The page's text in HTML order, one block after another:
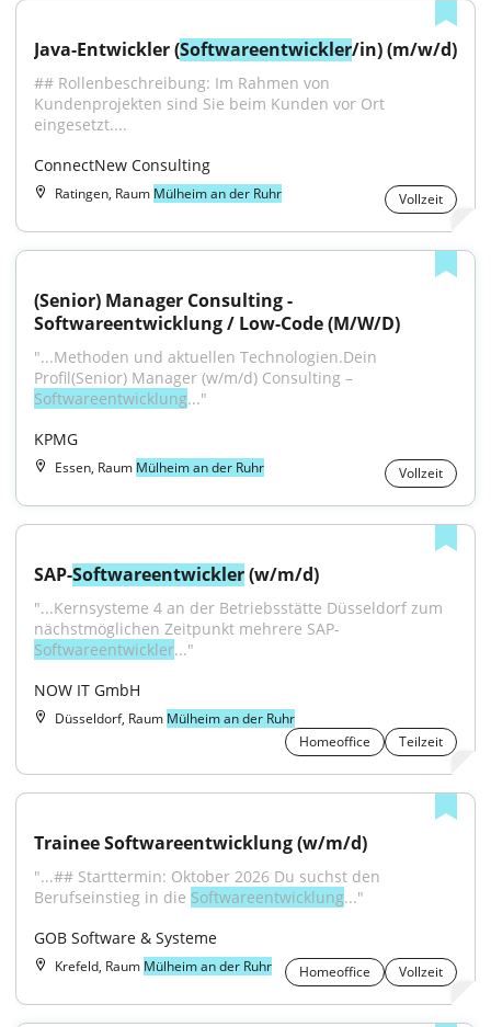
Java-Entwickler (Softwareentwickler/in) (m/w/d)
## Rollenbeschreibung: Im Rahmen von
Kundenprojekten sind Sie beim Kunden vor Ort
eingesetzt....
ConnectNew Consulting
Ratingen, Raum Mülheim an der Ruhr Vollzeit
(Senior) Manager Consulting -
Softwareentwicklung / Low-Code (M/W/D)
"...Methoden und aktuellen Technologien.Dein
Softwareentwicklung..."
KPMG
Essen, Raum Mülheim an der Ruhr Vollzeit
SAP-Softwareentwickler (w/m/d)
"...Kernsysteme 4 an der Betriebsstätte Düsseldorf zum
nächstmöglichen Zeitpunkt mehrere SAP-
Softwareentwickler..."
NOW IT GmbH
Düsseldorf, Raum Mülheim an der Ruhr
Homeoffice
Teilzeit
Trainee Softwareentwicklung (w/m/d)
"...## Starttermin: Oktober 2026 Du suchst den
Berufseinstieg in die Softwareentwicklung..."
GOB Software & Systeme
Krefeld, Raum Mülheim an der Ruhr Homeoffice Vollzeit